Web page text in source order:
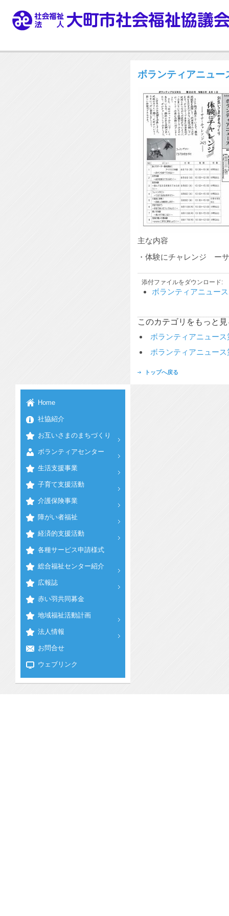
ボランティアニュ
主な内容
・体験にチャレンジ ー
添付ファイルをダウンロード:
ボランティアニュー
このカテゴリをもっと
ボランティアニュー
ボランティアニュー
トップへ戻る
Home
社協紹介
お互いさまのまちづくり
ボランティアセンター
生活支援事業
子育て支援活動
介護保険事業
障がい者福祉
経済的支援活動
各種サービス申請様式
総合福祉センター紹介
広報誌
赤い羽共同募金
地域福祉活動計画
法人情報
お問合せ
ウェブリンク